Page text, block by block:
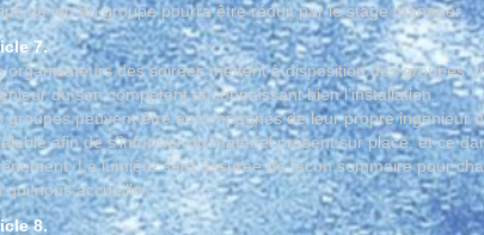
de jeu du groupe pourra être réduit par le stage manager.
7.
organisateurs des soirées mettent à disposition des groupes
du son compétent et connaissant bien l’installation.
groupes peuvent être accompagnés de leur propre ingénieur
afin de s’informer du matériel présent sur place, et ce
La lumière sera assurée de façon sommaire pour
qui nous accueille.
8.